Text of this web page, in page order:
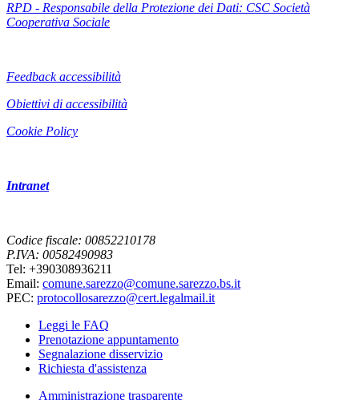
RPD - Responsabile della Protezione dei Dati: CSC Società
Cooperativa Sociale
Feedback accessibilità
Obiettivi di accessibilità
Cookie Policy
Intranet
Codice fiscale: 00852210178
P.IVA: 00582490983
Tel: +390308936211
Email: comune.sarezzo@comune.sarezzo.bs.it
PEC: protocollosarezzo@cert.legalmail.it
Leggi le FAQ
Prenotazione appuntamento
Segnalazione disservizio
Richiesta d'assistenza
Amministrazione trasparente